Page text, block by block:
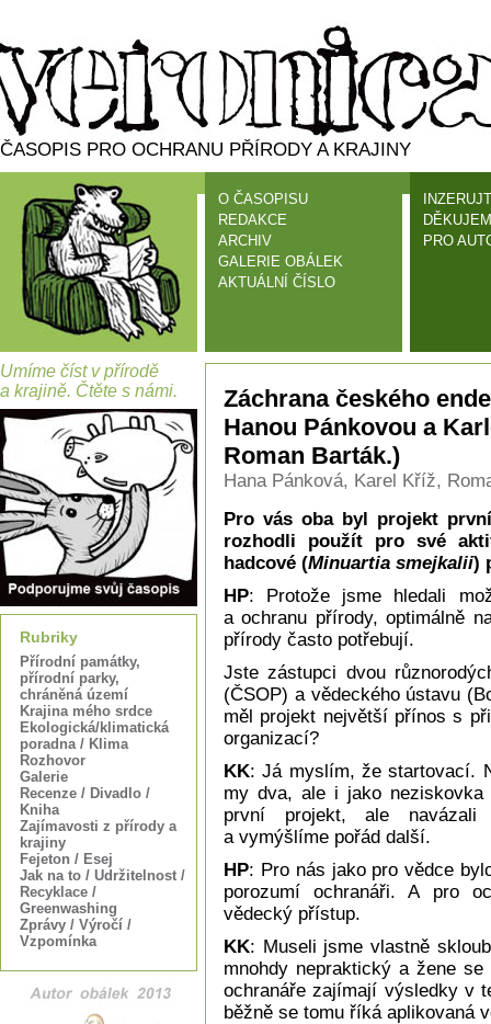
ČASOPIS PRO OCHRANU PŘÍRODY A KRAJINY
O ČASOPISU
REDAKCE
ARCHIV
GALERIE OBÁLEK
AKTUÁLNÍ ČÍSLO
PRO
Umíme číst v přírodě
a krajině. Čtěte s námi.
Rubriky
Přírodní památky,
přírodní parky,
chráněná území
Krajina mého srdce
Ekologická/klimatická
poradna / Klima
Rozhovor
Galerie
Recenze / Divadlo /
Kniha
Zajímavosti z přírody a
krajiny
Fejeton / Esej
Jak na to / Udržitelnost /
Recyklace /
Greenwashing
Zprávy / Výročí /
Vzpomínka
Záchrana českého
Hanou Pánkovou a
Roman Barták.)
Hana Pánková, Karel Kříž,
Pro vás oba byl projekt
rozhodli použít pro své
hadcové (Minuartia smejkalii)
HP: Protože jsme hledali
a ochranu přírody, optimálně
přírody často potřebují.
Jste zástupci dvou
(ČSOP) a vědeckého ústavu
měl projekt největší přínos s
organizací?
KK: Já myslím, že startovací.
my dva, ale i jako
první projekt, ale
a vymýšlíme pořád další.
HP: Pro nás jako pro vědce
porozumí ochranáři. A pro
vědecký přístup.
KK: Museli jsme vlastně
mnohdy nepraktický a žene
ochranáře zajímají výsledky v
běžně se tomu říká aplikovaná